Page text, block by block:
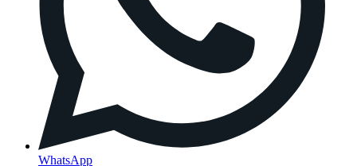
WhatsApp